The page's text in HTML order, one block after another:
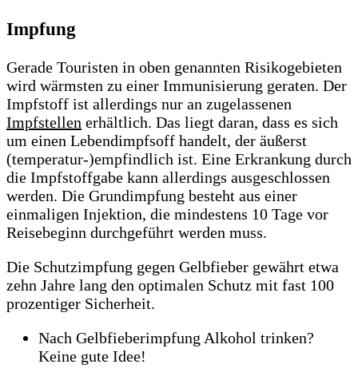
Impfung
Gerade Touristen in oben genannten Risikogebieten
wird wärmsten zu einer Immunisierung geraten. Der
Impfstoff ist allerdings nur an zugelassenen
Impfstellen erhältlich. Das liegt daran, dass es sich
um einen Lebendimpfsoff handelt, der äußerst
(temperatur-)empfindlich ist. Eine Erkrankung durch
die Impfstoffgabe kann allerdings ausgeschlossen
werden. Die Grundimpfung besteht aus einer
einmaligen Injektion, die mindestens 10 Tage vor
Reisebeginn durchgeführt werden muss.
Die Schutzimpfung gegen Gelbfieber gewährt etwa
zehn Jahre lang den optimalen Schutz mit fast 100
prozentiger Sicherheit.
Nach Gelbfieberimpfung Alkohol trinken?
Keine gute Idee!